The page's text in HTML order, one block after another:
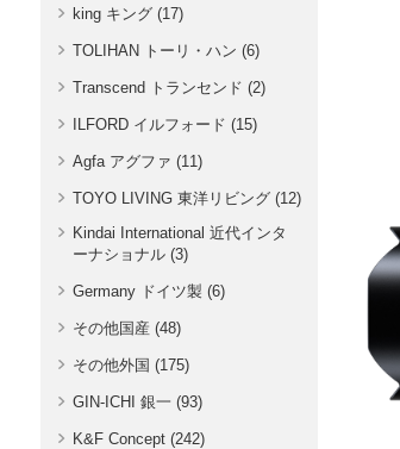
king キング (17)
TOLIHAN トーリ・ハン (6)
Transcend トランセンド (2)
ILFORD イルフォード (15)
Agfa アグファ (11)
TOYO LIVING 東洋リビング (12)
Kindai International 近代インタ
ーナショナル (3)
Germany ドイツ製 (6)
その他国産 (48)
その他外国 (175)
GIN-ICHI 銀一 (93)
K&F Concept (242)